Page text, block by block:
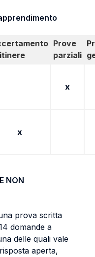
Prove
parziali
x
x
NON
prova scritta
domande a
delle quali vale
aperta,